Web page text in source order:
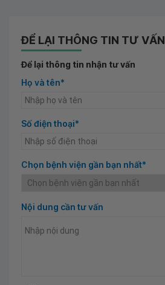
ĐỂ LẠI THÔNG TIN TƯ VẤN
Để lại thông tin nhận tư vấn
Họ và tên*
Số điện thoại*
Chọn bệnh viện gần bạn nhất*
Nội dung cần tư vấn